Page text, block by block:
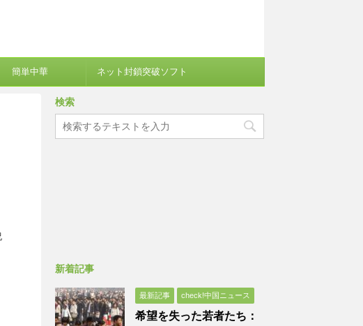
簡単中華 ネット封鎖突破ソフト
検索
新着記事
最新記事 check!中国ニュース
希望を失った若者たち：